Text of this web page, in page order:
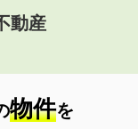
動産
物件を